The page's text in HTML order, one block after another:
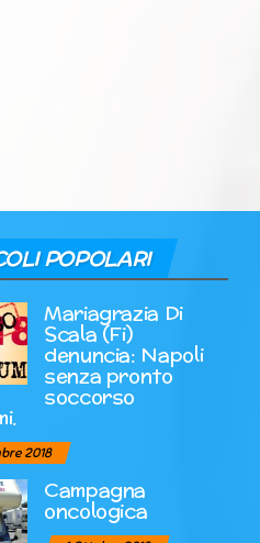
POPOLARI
Mariagrazia Di
Scala (Fi)
denuncia: Napoli
senza pronto
soccorso
2018
Campagna
oncologica